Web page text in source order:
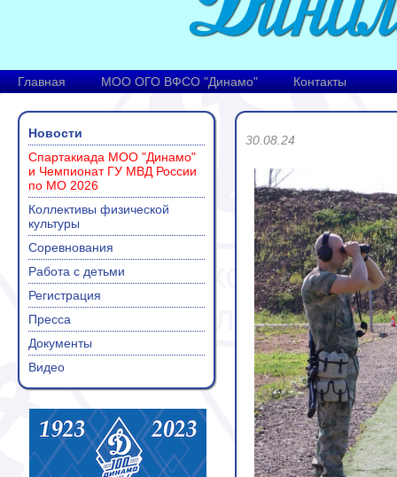
Главная МОО ОГО ВФСО "Динамо" Контакты
Новости
Спартакиада МОО "Динамо"
и Чемпионат ГУ МВД России
по МО 2026
Коллективы физической
культуры
Соревнования
Работа с детьми
Регистрация
Пресса
Документы
Видео
30.08.24